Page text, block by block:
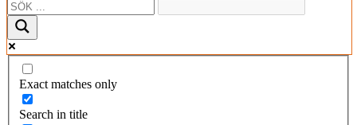
Exact matches only
Search in title